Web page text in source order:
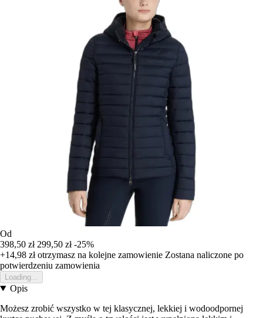
Od
398,50 zł 299,50 zł -25%
+14,98 złotrzymasz na kolejne zamowienie Zostana naliczone po
potwierdzeniu zamowienia
Loading...
Opis
Możesz zrobić wszystko w tej klasycznej, lekkiej i wodoodpornej